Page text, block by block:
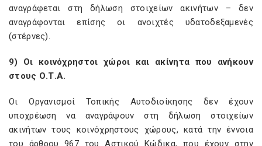
αναγράφεται στη δήλωση στοιχείων ακινήτων – δεν
αναγράφονται επίσης οι ανοιχτές υδατοδεξαμενές
(στέρνες).
9) Οι κοινόχρηστοι χώροι και ακίνητα που ανήκουν
στους Ο.Τ.Α.
Οι Οργανισμοί Τοπικής Αυτοδιοίκησης δεν έχουν
υποχρέωση να αναγράψουν στη δήλωση στοιχείων
ακινήτων τους κοινόχρηστους χώρους, κατά την έννοια
του άρθρου 967 του Αστικού Κώδικα, που έχουν στην